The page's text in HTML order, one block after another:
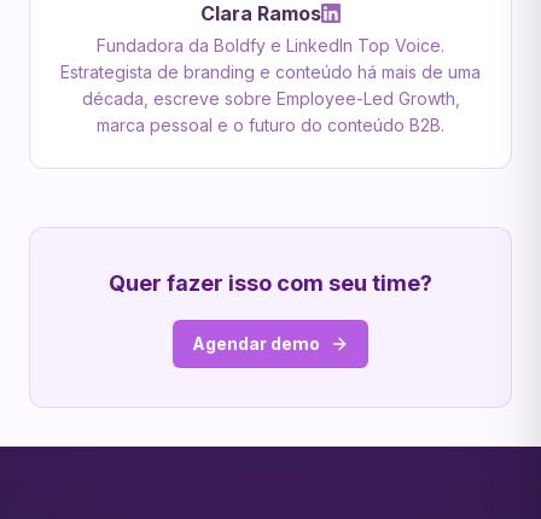
Clara Ramos
Fundadora da Boldfy e LinkedIn Top Voice.
Estrategista de branding e conteúdo há mais de uma
década, escreve sobre Employee-Led Growth,
marca pessoal e o futuro do conteúdo B2B.
Quer fazer isso com seu time?
Agendar demo